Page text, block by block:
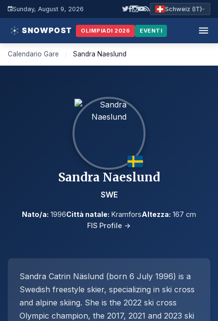
Sunday, August 9, 2026 Schweiz (IT)
OLIMPIADI 2026 EVENTI
Calendario Gare / Sandra Naeslund
Sandra Naeslund
SWE
Nato/a: 1996Città natale: KramforsAltezza: 167 cm
FIS Profile →
Sandra Catrin Näslund (born 6 July 1996) is a
Swedish freestyle skier, specializing in ski cross
and alpine skiing. She is the 2022 ski cross
Olympic champion, the 2017, 2021 and 2023 ski